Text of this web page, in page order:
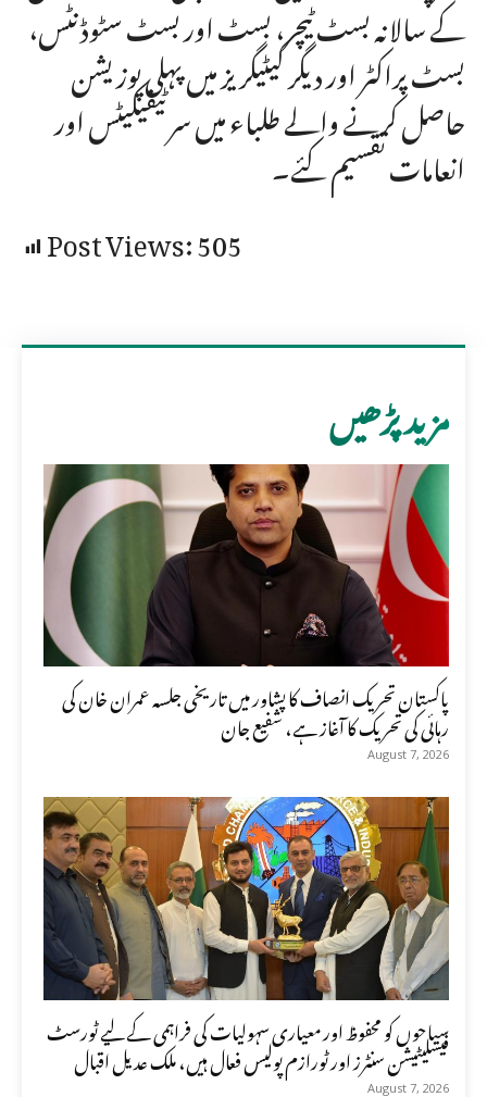
کے سالانہ بسٹ ٹیچر، بسٹ اور بسٹ سٹوڈنٹس،
بسٹ پراکٹر اور دیگر کیٹیگریز میں پہلی پوزیشن
حاصل کرنے والے طلباء میں سرٹیفیکیٹس اور
انعامات تقسیم کئے۔
Post Views:505
مزید پڑھیں
پاکستان تحریک انصاف کا پشاور میں تاریخی جلسہ عمران خان کی
رہائی کی تحریک کا آغاز ہے، شفیع جان
August 7, 2026
سیاحوں کو محفوظ اور معیاری سہولیات کی فراہمی کے لیے ٹورسٹ
فیسلیٹیشن سنٹرز اور ٹورازم پولیس فعال ہیں، ملک عدیل اقبال
August 7, 2026